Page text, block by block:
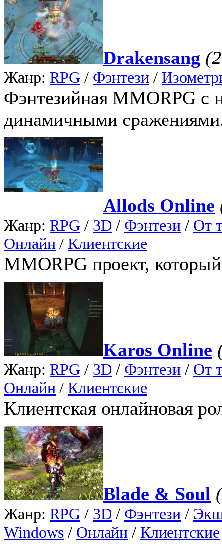
Drakensang
Жанр: RPG / Фэнтези /
Фэнтезийная MMORPG с
динамичными
Allods Online
Жанр: RPG / 3D / Фэнтези / От
Онлайн / Клиентские
MMORPG проект,
Karos Online
Жанр: RPG / 3D / Фэнтези / От
Онлайн / Клиентские
Клиентская онлайновая
Blade & Soul
Жанр: RPG / 3D / Фэнтези /
Windows / Онлайн / Клиентские